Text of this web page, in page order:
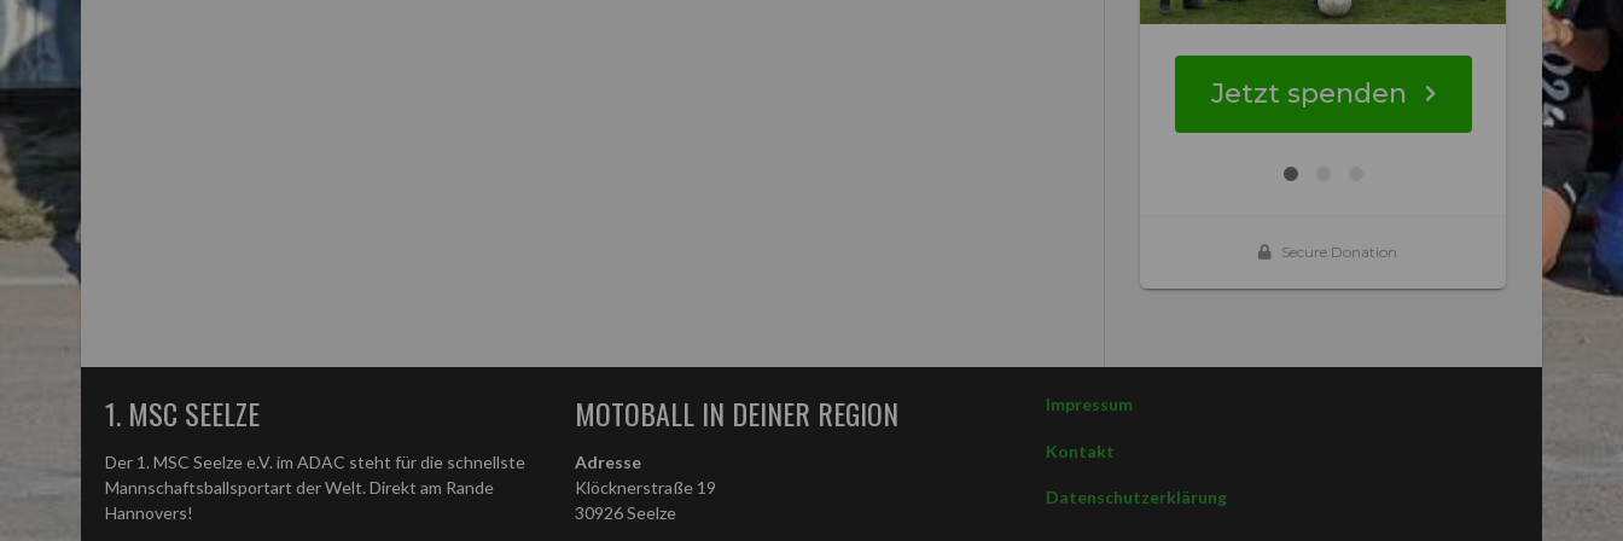
1. MSC SEELZE
Der 1. MSC Seelze e.V. im ADAC steht für die schnellste
Mannschaftsballsportart der Welt. Direkt am Rande
Hannovers!
MOTOBALL IN DEINER REGION
Adresse
Klöcknerstraße 19
30926 Seelze
Impressum
Kontakt
Datenschutzerklärung